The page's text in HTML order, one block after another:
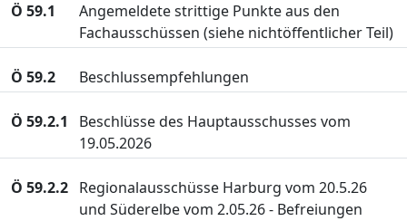
Ö 59.1
Angemeldete strittige Punkte aus den
Fachausschüssen (siehe nichtöffentlicher Teil)
Ö 59.2 Beschlussempfehlungen
Ö 59.2.1
Beschlüsse des Hauptausschusses vom
19.05.2026
Ö 59.2.2 Regionalausschüsse Harburg vom 20.5.26
und Süderelbe vom 2.05.26 - Befreiungen